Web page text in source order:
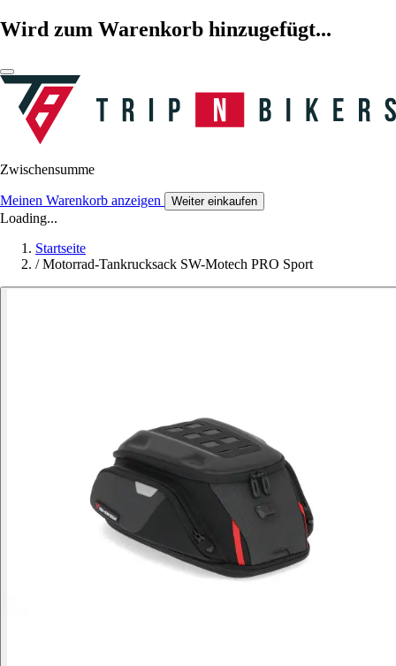
Wird zum Warenkorb hinzugefügt...
Zwischensumme
Meinen Warenkorb anzeigen Weiter einkaufen
Loading...
Startseite
/ Motorrad-Tankrucksack SW-Motech PRO Sport